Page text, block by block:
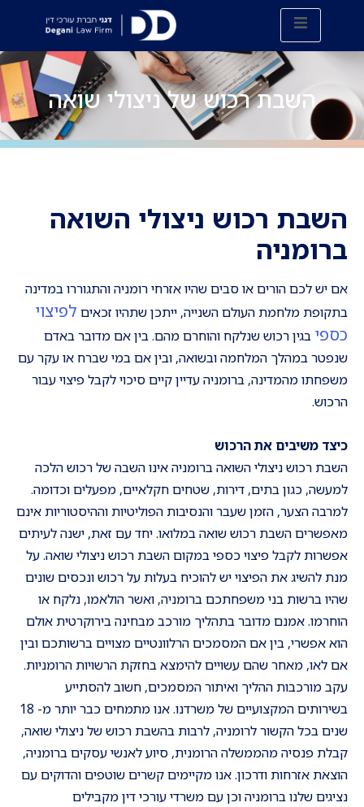
השבת רכוש של ניצולי שואה
השבת רכוש ניצולי השואה
ברומניה
אם יש לכם הורים או סבים שהיו אזרחי רומניה והתגוררו במדינה
בתקופת מלחמת העולם השנייה, ייתכן שתהיו זכאים לפיצוי
כספי בגין רכוש שנלקח והוחרם מהם. בין אם מדובר באדם
שנפטר במהלך המלחמה ובשואה, ובין אם במי שברח או עקר עם
משפחתו מהמדינה, ברומניה עדיין קיים סיכוי לקבל פיצוי עבור
הרכוש.
כיצד משיבים את הרכוש
השבת רכוש ניצולי השואה ברומניה אינו השבה של רכוש הלכה
למעשה, כגון בתים, דירות, שטחים חקלאיים, מפעלים וכדומה.
למרבה הצער, הזמן שעבר והנסיבות הפוליטיות וההיסטוריות אינם
מאפשרים השבת רכוש שואה במלואו. יחד עם זאת, ישנה לעיתים
אפשרות לקבל פיצוי כספי במקום השבת רכוש ניצולי שואה. על
מנת להשיג את הפיצוי יש להוכיח בעלות על רכוש ונכסים שונים
שהיו ברשות בני משפחתכם ברומניה, ואשר הולאמו, נלקח או
הוחרמו. אמנם מדובר בתהליך מורכב מבחינה בירוקרטית אולם
הוא אפשרי, בין אם המסמכים הרלוונטיים מצויים ברשותכם ובין
אם לאו, מאחר שהם עשויים להימצא בחזקת הרשויות הרומניות.
עקב מורכבות ההליך ואיתור המסמכים, חשוב להסתייע
בשירותים המקצועיים של משרדנו. אנו מתמחים כבר יותר מ- 18
שנים בכל הקשור לרומניה, לרבות בהשבת רכוש של ניצולי שואה,
קבלת פנסיה מהממשלה הרומנית, סיוע לאנשי עסקים ברומניה,
הוצאת אזרחות ודרכון. אנו מקיימים קשרים שוטפים והדוקים עם
נציגים שלנו ברומניה וכן עם משרדי עורכי דין מקבילים